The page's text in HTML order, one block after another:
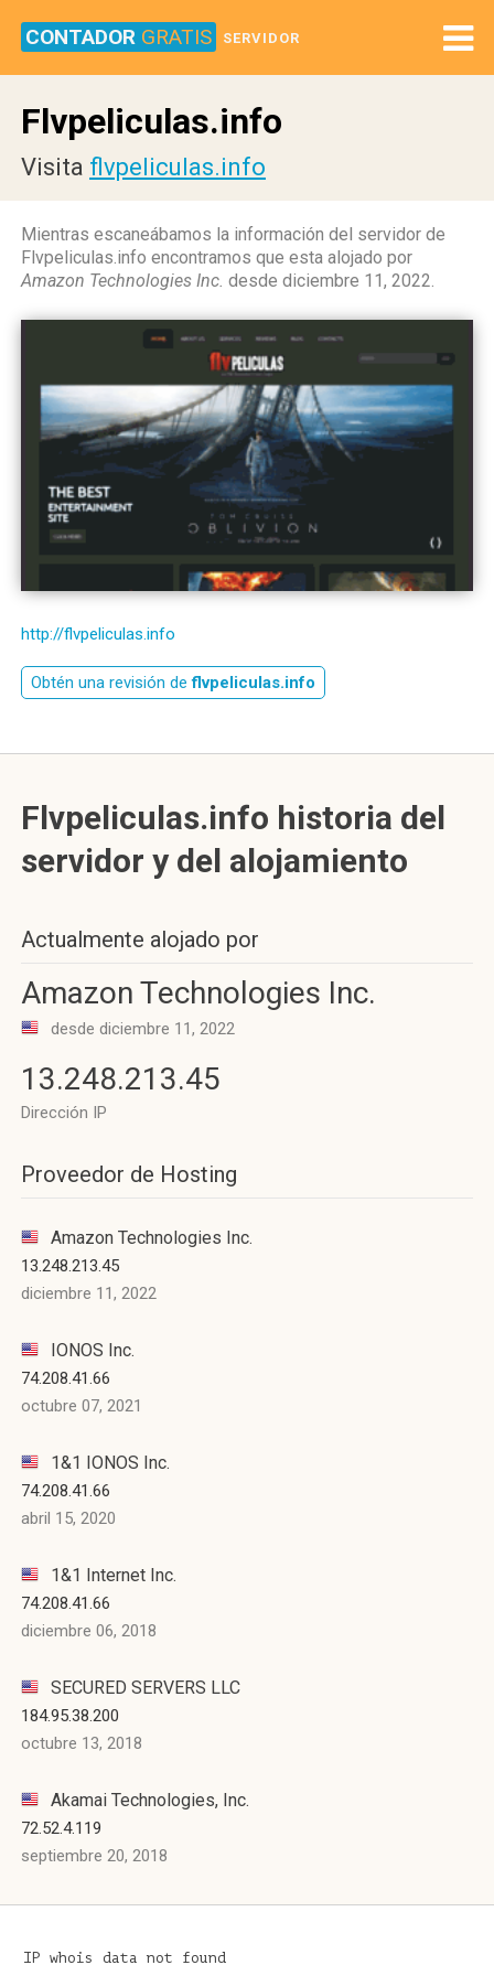
CONTADOR GRATIS SERVIDOR
Flvpeliculas.info
Visita flvpeliculas.info
Mientras escaneábamos la información del servidor de
Flvpeliculas.info encontramos que esta alojado por
Amazon Technologies Inc. desde diciembre 11, 2022.
http://flvpeliculas.info
Obtén una revisión deflvpeliculas.info
Flvpeliculas.info historia del
servidor y del alojamiento
Actualmente alojado por
Amazon Technologies Inc.
desde diciembre 11, 2022
13.248.213.45
Dirección IP
Proveedor de Hosting
Amazon Technologies Inc.
13.248.213.45
diciembre 11, 2022
IONOS Inc.
74.208.41.66
octubre 07, 2021
1&1 IONOS Inc.
74.208.41.66
abril 15, 2020
1&1 Internet Inc.
74.208.41.66
diciembre 06, 2018
SECURED SERVERS LLC
184.95.38.200
octubre 13, 2018
Akamai Technologies, Inc.
72.52.4.119
septiembre 20, 2018
IP whois data not found